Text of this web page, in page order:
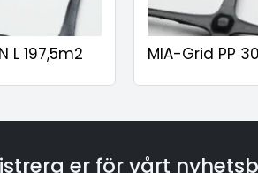
L 197,5m2 MIA-Grid PP
er för vårt